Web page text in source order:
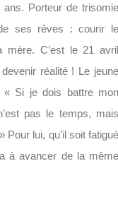
Porteur de trisomie
ses rêves : courir le
mère. C’est le 21 avril
réalité ! Le jeune
Si je dois battre mon
pas le temps, mais
lui, qu’il soit fatigué
à avancer de la même